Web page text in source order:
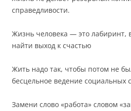
справедливости.
Жизнь человека — это лабиринт,
найти выход к счастью
Жить надо так, чтобы потом не
бесцельное ведение социальных
Замени слово «работа» словом